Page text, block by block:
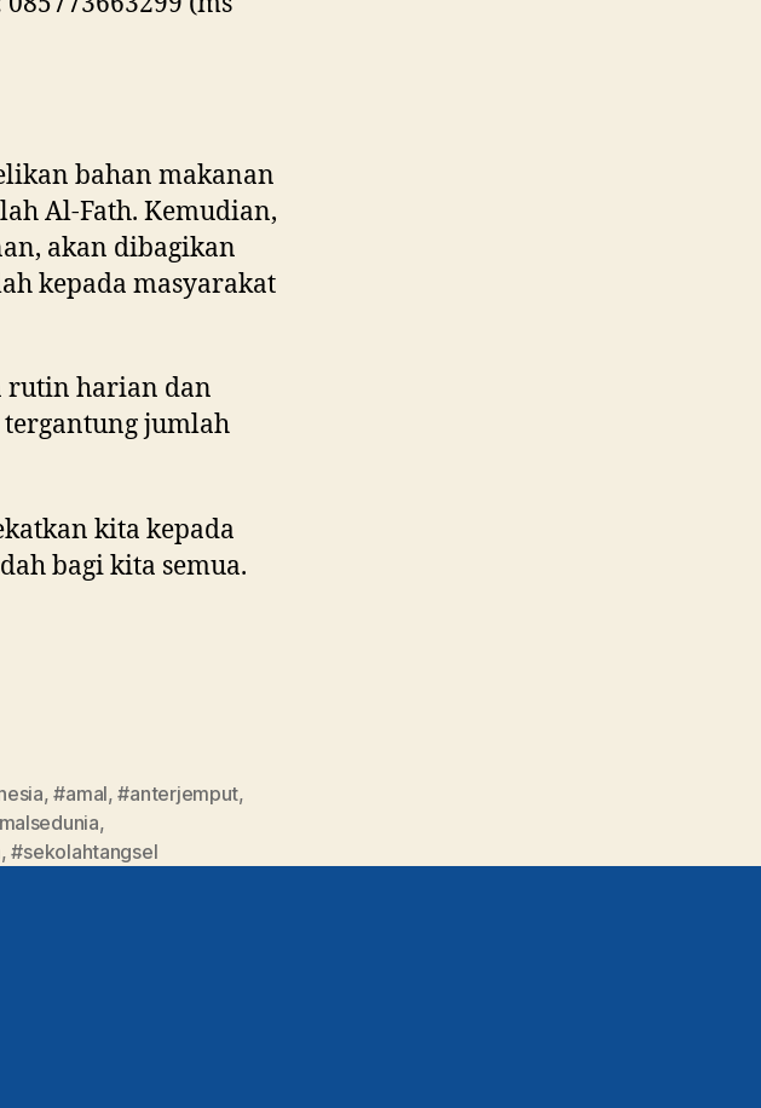
bahan makanan
Al-Fath. Kemudian,
akan dibagikan
kepada masyarakat
rutin harian dan
jumlah
kita kepada
bagi kita semua.
,#amal,#anterjemput,
,
,#sekolahtangsel